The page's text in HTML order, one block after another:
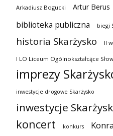
Arkadiusz Bogucki Artur Berus
biblioteka publiczna
biegi
historia Skarżysko II
I LO Liceum Ogólnokształcące
imprezy
inwestycje drogowe Skarżysko
inwestycje
koncert konkurs